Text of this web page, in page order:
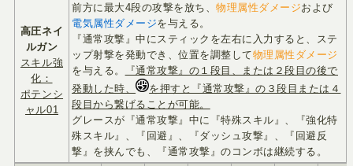
高圧ネイ
ルガン
スキル強
化：
ポテンシ
ャル01
前方に最大4段の攻撃を放ち、物理属性ダメージおよび
電気属性ダメージを与える。
『通常攻撃』中にスティックを左右に入力すると、ステ
ップ射撃を発動でき、位置を調整して物理属性ダメージ
を与える。
『通常攻撃』の１段目、または２段目の後で
発動した時、
を押すと『通常攻撃』の３段目または４
段目から繋げることが可能。
グレースが『通常攻撃』中に『特殊スキル』、『強化特
殊スキル』、『回避』、『ダッシュ攻撃』、『回避反
撃』を挟んでも、『通常攻撃』のコンボは継続する。